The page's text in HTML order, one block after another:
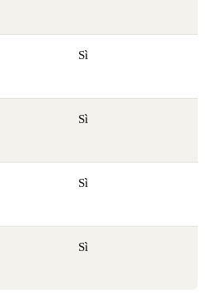
Sì
Sì
Sì
Sì